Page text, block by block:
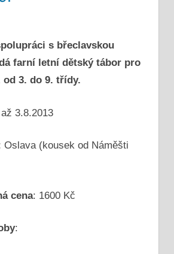
s břeclavskou
farní letní dětský tábor pro
od 3. do 9. třídy.
3.8.2013
Oslava (kousek od Náměšti
cena: 1600 Kč
: